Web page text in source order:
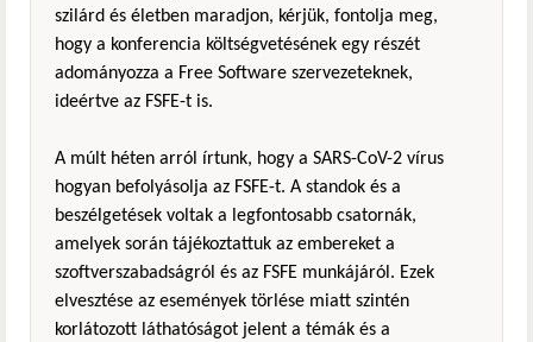
szilárd és életben maradjon, kérjük, fontolja meg,
hogy a konferencia költségvetésének egy részét
adományozza a Free Software szervezeteknek,
ideértve az FSFE-t is.
A múlt héten arról írtunk, hogy a SARS-CoV-2 vírus
hogyan befolyásolja az FSFE-t. A standok és a
beszélgetések voltak a legfontosabb csatornák,
amelyek során tájékoztattuk az embereket a
szoftverszabadságról és az FSFE munkájáról. Ezek
elvesztése az események törlése miatt szintén
korlátozott láthatóságot jelent a témák és a